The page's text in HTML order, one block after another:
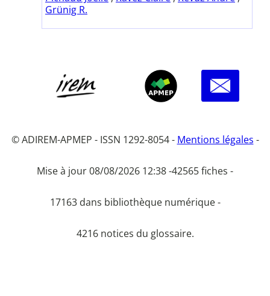
Grünig R.
© ADIREM-APMEP - ISSN 1292-8054 - Mentions légales -
Mise à jour 08/08/2026 12:38 -42565 fiches -
17163 dans bibliothèque numérique -
4216 notices du glossaire.